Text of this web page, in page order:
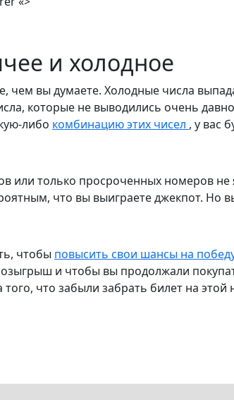
и холодное
чем вы думаете. Холодные числа
которые не выводились очень
либо комбинацию этих чисел , у вас
или только просроченных номеров не
что вы выиграете джекпот. Но
чтобы повысить свои шансы на
и чтобы вы продолжали
того, что забыли забрать билет на этой